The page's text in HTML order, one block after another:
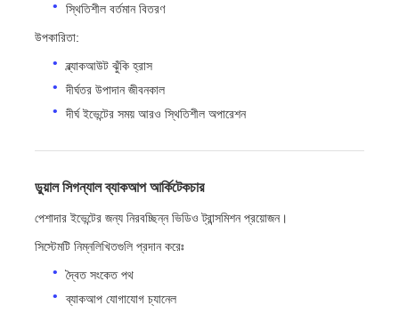
স্থিতিশীল বর্তমান বিতরণ
উপকারিতা:
ব্ল্যাকআউট ঝুঁকি হ্রাস
দীর্ঘতর উপাদান জীবনকাল
দীর্ঘ ইভেন্টের সময় আরও স্থিতিশীল অপারেশন
ডুয়াল সিগন্যাল ব্যাকআপ আর্কিটেকচার
পেশাদার ইভেন্টের জন্য নিরবচ্ছিন্ন ভিডিও ট্রান্সমিশন প্রয়োজন।
সিস্টেমটি নিম্নলিখিতগুলি প্রদান করেঃ
দ্বৈত সংকেত পথ
ব্যাকআপ যোগাযোগ চ্যানেল